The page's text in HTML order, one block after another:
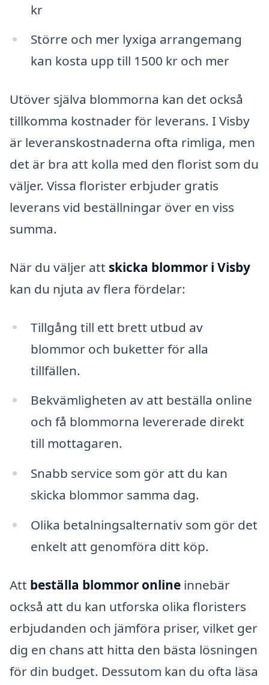
kr
Större och mer lyxiga arrangemang
kan kosta upp till 1500 kr och mer
Utöver själva blommorna kan det också
tillkomma kostnader för leverans. I Visby
är leveranskostnaderna ofta rimliga, men
det är bra att kolla med den florist som du
väljer. Vissa florister erbjuder gratis
leverans vid beställningar över en viss
summa.
När du väljer att skicka blommor i Visby
kan du njuta av flera fördelar:
Tillgång till ett brett utbud av
blommor och buketter för alla
tillfällen.
Bekvämligheten av att beställa online
och få blommorna levererade direkt
till mottagaren.
Snabb service som gör att du kan
skicka blommor samma dag.
Olika betalningsalternativ som gör det
enkelt att genomföra ditt köp.
Att beställa blommor online innebär
också att du kan utforska olika floristers
erbjudanden och jämföra priser, vilket ger
dig en chans att hitta den bästa lösningen
för din budget. Dessutom kan du ofta läsa